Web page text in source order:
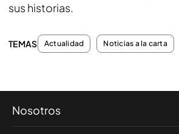
sus historias.
TEMAS Actualidad Noticias a la carta
Nosotros